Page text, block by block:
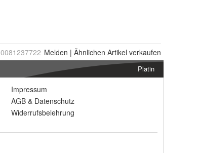
0081237722 Melden | Ähnlichen Artikel verkaufen
Platin
Impressum
AGB & Datenschutz
Widerrufsbelehrung